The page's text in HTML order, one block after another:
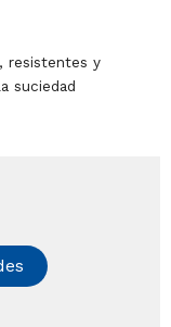
resistentes y
suciedad